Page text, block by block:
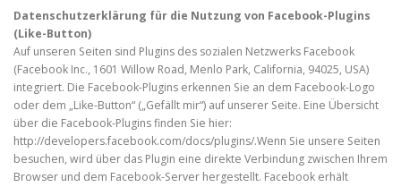
Datenschutzerklärung für die Nutzung von Facebook-Plugins
(Like-Button)
Auf unseren Seiten sind Plugins des sozialen Netzwerks Facebook
(Facebook Inc., 1601 Willow Road, Menlo Park, California, 94025, USA)
integriert. Die Facebook-Plugins erkennen Sie an dem Facebook-Logo
oder dem „Like-Button“ („Gefällt mir“) auf unserer Seite. Eine Übersicht
über die Facebook-Plugins finden Sie hier:
http://developers.facebook.com/docs/plugins/.Wenn Sie unsere Seiten
besuchen, wird über das Plugin eine direkte Verbindung zwischen Ihrem
Browser und dem Facebook-Server hergestellt. Facebook erhält